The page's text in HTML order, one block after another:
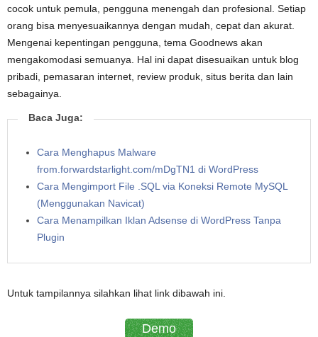
cocok untuk pemula, pengguna menengah dan profesional. Setiap
orang bisa menyesuaikannya dengan mudah, cepat dan akurat.
Mengenai kepentingan pengguna, tema Goodnews akan
mengakomodasi semuanya. Hal ini dapat disesuaikan untuk blog
pribadi, pemasaran internet, review produk, situs berita dan lain
sebagainya.
Baca Juga:
Cara Menghapus Malware
from.forwardstarlight.com/mDgTN1 di WordPress
Cara Mengimport File .SQL via Koneksi Remote MySQL
(Menggunakan Navicat)
Cara Menampilkan Iklan Adsense di WordPress Tanpa
Plugin
Untuk tampilannya silahkan lihat link dibawah ini.
Demo